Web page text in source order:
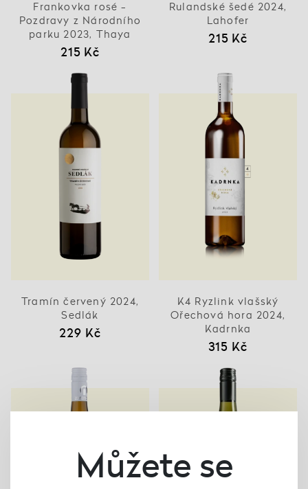
Frankovka rosé -
Pozdravy z Národního
parku 2023, Thaya
215 Kč
Rulandské šedé 2024,
Lahofer
215 Kč
Tramín červený 2024,
Sedlák
229 Kč
K4 Ryzlink vlašský
Ořechová hora 2024,
Kadrnka
315 Kč
Můžete se